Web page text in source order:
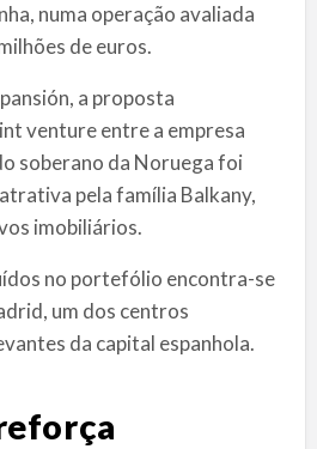
numa operação avaliada
de euros.
a proposta
venture entre a empresa
soberano da Noruega foi
pela família Balkany,
imobiliários.
no portefólio encontra-se
um dos centros
da capital espanhola.